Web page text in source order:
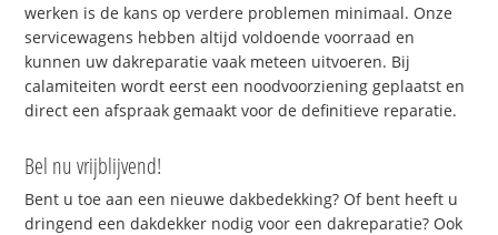
werken is de kans op verdere problemen minimaal. Onze
servicewagens hebben altijd voldoende voorraad en
kunnen uw dakreparatie vaak meteen uitvoeren. Bij
calamiteiten wordt eerst een noodvoorziening geplaatst en
direct een afspraak gemaakt voor de definitieve reparatie.
Bel nu vrijblijvend!
Bent u toe aan een nieuwe dakbedekking? Of bent heeft u
dringend een dakdekker nodig voor een dakreparatie? Ook